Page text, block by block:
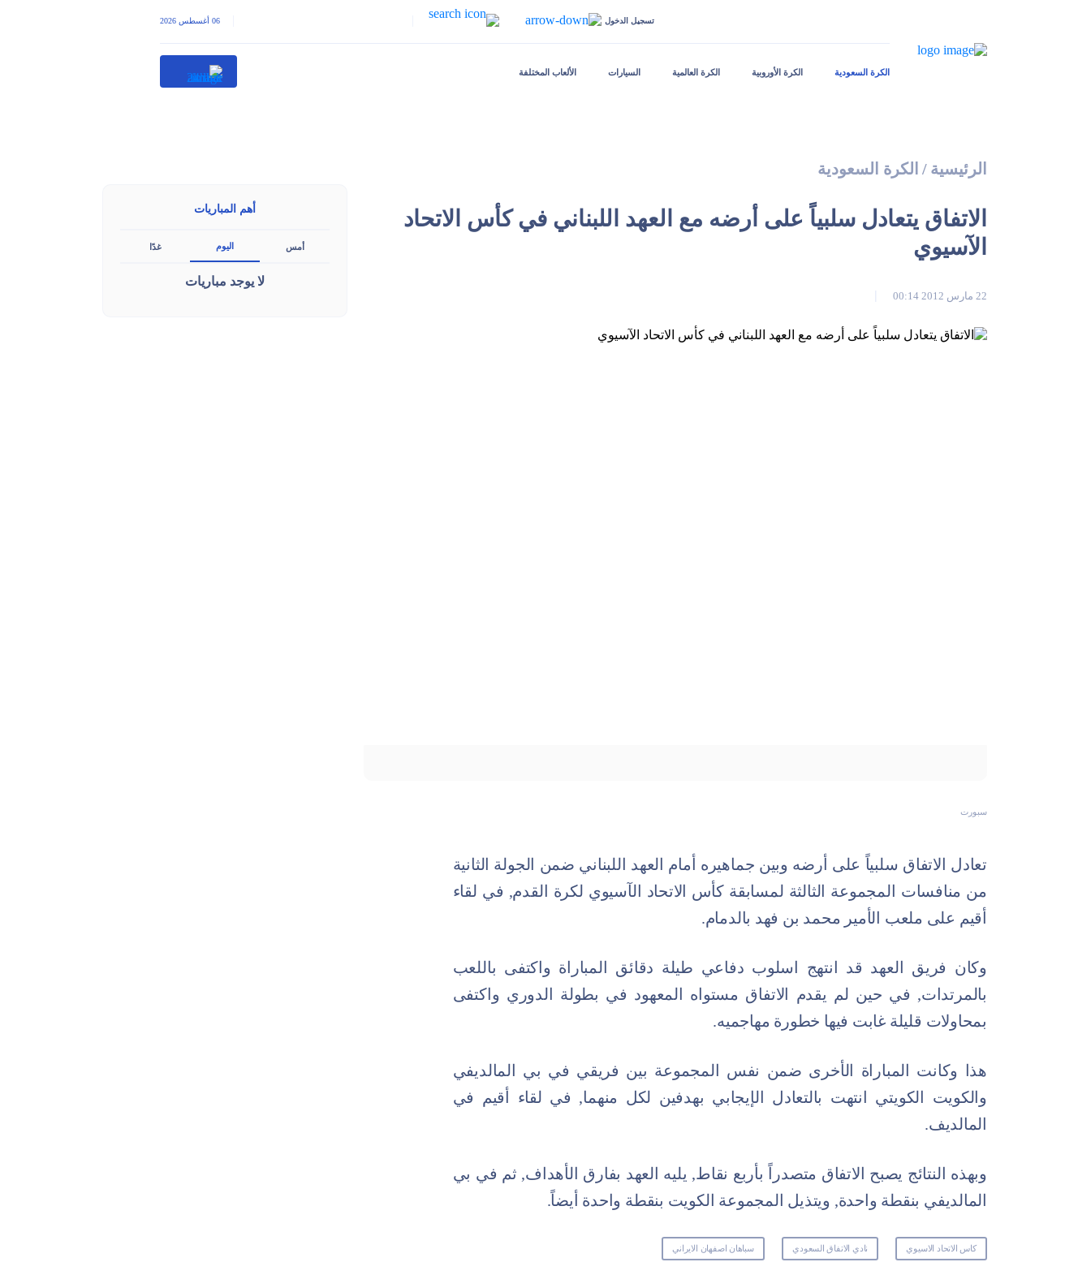
تسجيل الدخول 06 أغسطس 2026
الكرة السعودية الكرة الأوروبية الكرة العالمية السيارات الألعاب المختلفة
الرئيسية / الكرة السعودية
الاتفاق يتعادل سلبياً على أرضه مع العهد اللبناني في كأس الاتحاد
الآسيوي
22 مارس 2012 00:14
سبورت
تعادل الاتفاق سلبياً على أرضه وبين جماهيره أمام العهد اللبناني ضمن الجولة الثانية
من منافسات المجموعة الثالثة لمسابقة كأس الاتحاد الآسيوي لكرة القدم, في لقاء
أقيم على ملعب الأمير محمد بن فهد بالدمام.
وكان فريق العهد قد انتهج اسلوب دفاعي طيلة دقائق المباراة واكتفى باللعب
بالمرتدات, في حين لم يقدم الاتفاق مستواه المعهود في بطولة الدوري واكتفى
بمحاولات قليلة غابت فيها خطورة مهاجميه.
هذا وكانت المباراة الأخرى ضمن نفس المجموعة بين فريقي في بي المالديفي
والكويت الكويتي انتهت بالتعادل الإيجابي بهدفين لكل منهما, في لقاء أقيم في
المالديف.
وبهذه النتائج يصبح الاتفاق متصدراً بأربع نقاط, يليه العهد بفارق الأهداف, ثم في بي
المالديفي بنقطة واحدة, ويتذيل المجموعة الكويت بنقطة واحدة أيضاً.
كاس الاتحاد الاسيوي نادي الاتفاق السعودي سباهان اصفهان الايراني
أهم المباريات
أمس اليوم غدًا
لا يوجد مباريات